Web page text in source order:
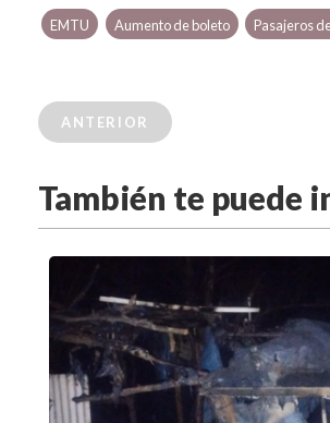
EMTU Aumento de boleto Pasajeros
ANTERIOR
También te puede